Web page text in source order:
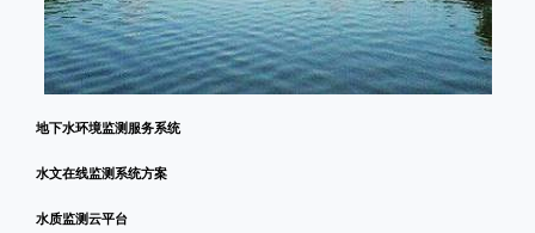
地下水环境监测服务系统
水文在线监测系统方案
水质监测云平台